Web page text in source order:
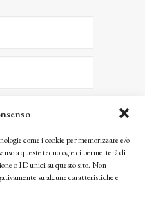
come i cookie per memorizzare e/o
a queste tecnologie ci permetterà di
o ID unici su questo sito. Non
su alcune caratteristiche e
informazioni saranno trattate